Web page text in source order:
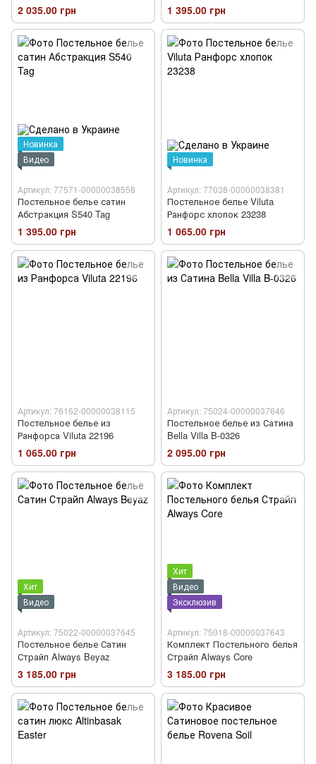
2 035.00 грн 1 395.00 грн
Новинка
Видео
Артикул: 77571-00000038558
Постельное белье сатин
Абстракция S540 Tag
1 395.00 грн
Новинка
Артикул: 77038-00000038381
Постельное белье Viluta
Ранфорс хлопок 23238
1 065.00 грн
Артикул: 76162-00000038115
Постельное белье из
Ранфорса Viluta 22196
1 065.00 грн
Артикул: 75024-00000037646
Постельное белье из Сатина
Bella Villa B-0326
2 095.00 грн
Хит
Видео
Артикул: 75022-00000037645
Постельное белье Сатин
Страйп Always Beyaz
3 185.00 грн
Хит
Видео
Эксклюзив
Артикул: 75018-00000037643
Комплект Постельного белья
Страйп Always Core
3 185.00 грн